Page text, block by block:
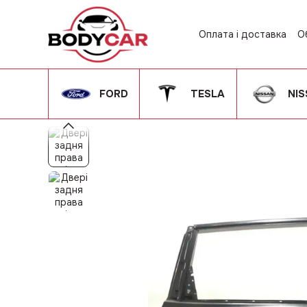
Перейти до основного контенту
Оплата і доставка
FORD TESLA